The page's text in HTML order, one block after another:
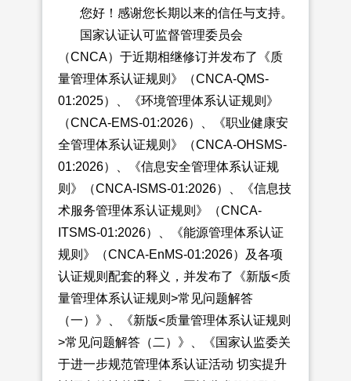
您好！感谢您长期以来的信任与支持。
国家认证认可监督管理委员会
（CNCA）于近期相继修订并发布了《质
量管理体系认证规则》（CNCA-QMS-
01:2025）、《环境管理体系认证规则》
（CNCA-EMS-01:2026）、《职业健康安
全管理体系认证规则》（CNCA-OHSMS-
01:2026）、《信息安全管理体系认证规
则》（CNCA-ISMS-01:2026）、《信息技
术服务管理体系认证规则》（CNCA-
ITSMS-01:2026）、《能源管理体系认证
规则》（CNCA-EnMS-01:2026）及各项
认证规则配套的释义，并发布了
《新版<质
量管理体系认证规则>常见问题解答
（一）》、《新版<质量管理体系认证规则
>常见问题解答（二）》、《国家认监委关
于进一步规范管理体系认证活动 切实提升